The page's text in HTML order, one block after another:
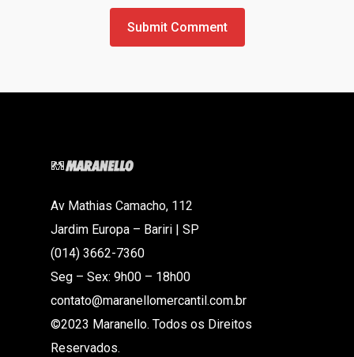
Av Mathias Camacho, 112
Jardim Europa – Bariri | SP
(014) 3662-7360
Seg – Sex: 9h00 – 18h00
contato@maranellomercantil.com.br
©2023 Maranello. Todos os Direitos
Reservados.